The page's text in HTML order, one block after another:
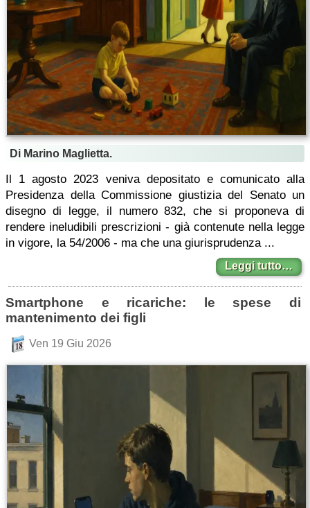
Di Marino Maglietta.
Il 1 agosto 2023 veniva depositato e comunicato alla
Presidenza della Commissione giustizia del Senato un
disegno di legge, il numero 832, che si proponeva di
rendere ineludibili prescrizioni - già contenute nella legge
in vigore, la 54/2006 - ma che una giurisprudenza ...
Leggi tutto…
Smartphone e ricariche: le spese di
mantenimento dei figli
Ven 19 Giu 2026